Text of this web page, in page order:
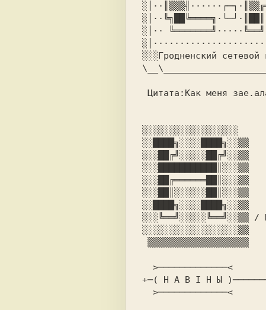
░│··
░░░Гродненский сетевой
░░████╗░░░░████╗░░▒▒
░░░██╔╝░░░░░██╔╝░░▒▒
░░░███████████║░░░▒▒
░░░██╔══════██║░░░▒▒
░░████╗░░░░████╗░░▒▒
░░░╚══╝░░░░░╚══╝░░▒▒
░░░░░░░░░░░░░░░░░░▒▒
+─( Н А В I Н Ы